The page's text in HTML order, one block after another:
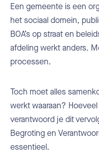
Een gemeente is een
het sociaal domein,
BOA’s op straat en
afdeling werkt anders.
processen.
Toch moet alles
werkt waaraan?
verantwoord je dit
Begroting en
essentieel.